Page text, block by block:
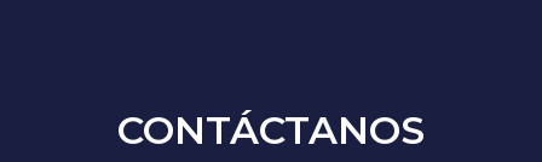
CONTÁCTANOS